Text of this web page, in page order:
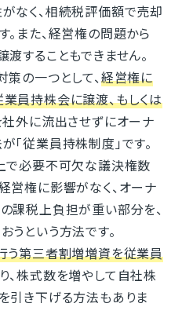
なく、相続税評価額で売却
また、経営権の問題から
することもできません。
の一つとして、経営権に
員持株会に譲渡、もしくは
社外に流出させずにオーナ
｢従業員持株制度」です。
で必要不可欠な議決権数
営権に影響がなく、オーナ
課税上負担が重い部分を、
という方法です。
う第三者割増増資を従業員
、株式数を増やして自社株
引き下げる方法もありま